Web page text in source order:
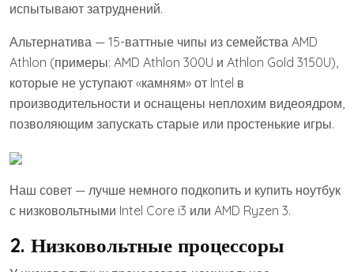
испытывают затруднений.
Альтернатива — 15-ваттные чипы из семейства AMD
Athlon (примеры: AMD Athlon 300U и Athlon Gold 3150U),
которые не уступают «камням» от Intel в
производительности и оснащены неплохим видеоядром,
позволяющим запускать старые или простенькие игры.
Наш совет — лучше немного подкопить и купить ноутбук
с низковольтными Intel Core i3 или AMD Ryzen 3.
2. Низковольтные процессоры